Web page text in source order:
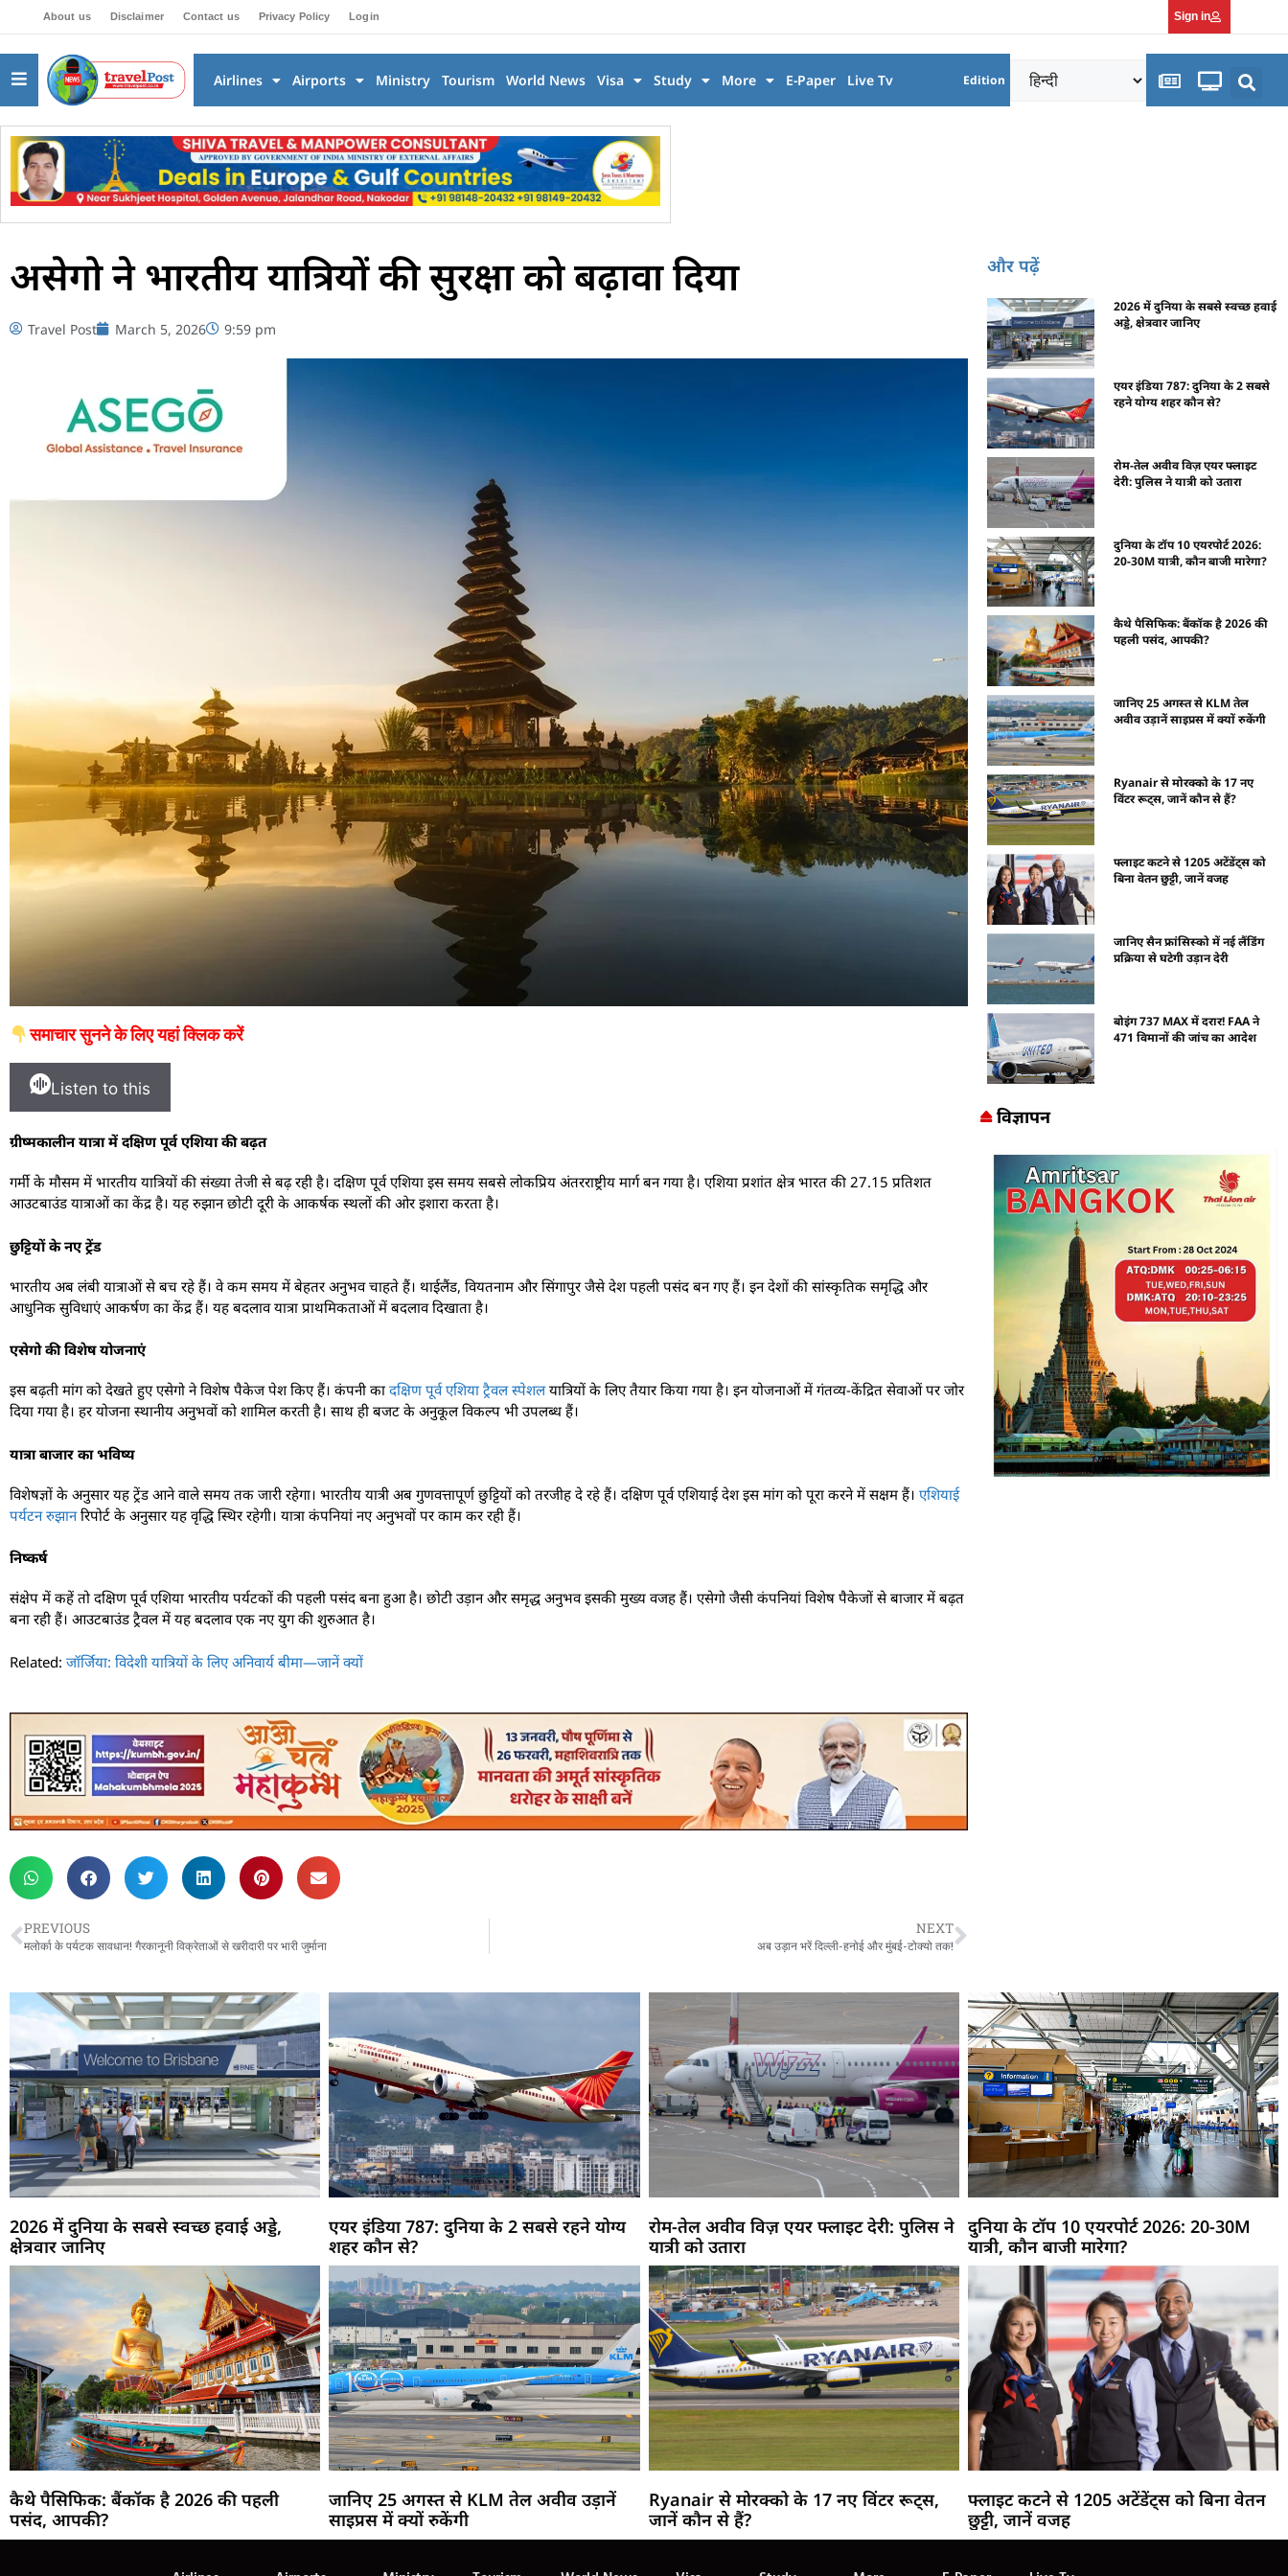
About us Disclaimer Contact us Privacy Policy Login Sign in
Airlines Airports Ministry Tourism World News Visa Study More E-Paper Live Tv Edition
असेगो ने भारतीय यात्रियों की सुरक्षा को बढ़ावा दिया
Travel Post March 5, 2026 9:59 pm
समाचार सुनने के लिए यहां क्लिक करें
Listen to this
ग्रीष्मकालीन यात्रा में दक्षिण पूर्व एशिया की बढ़त
गर्मी के मौसम में भारतीय यात्रियों की संख्या तेजी से बढ़ रही है। दक्षिण पूर्व एशिया इस समय सबसे लोकप्रिय अंतरराष्ट्रीय मार्ग बन गया है। एशिया प्रशांत क्षेत्र भारत की 27.15 प्रतिशत
आउटबाउंड यात्राओं का केंद्र है। यह रुझान छोटी दूरी के आकर्षक स्थलों की ओर इशारा करता है।
छुट्टियों के नए ट्रेंड
भारतीय अब लंबी यात्राओं से बच रहे हैं। वे कम समय में बेहतर अनुभव चाहते हैं। थाईलैंड, वियतनाम और सिंगापुर जैसे देश पहली पसंद बन गए हैं। इन देशों की सांस्कृतिक समृद्धि और
आधुनिक सुविधाएं आकर्षण का केंद्र हैं। यह बदलाव यात्रा प्राथमिकताओं में बदलाव दिखाता है।
एसेगो की विशेष योजनाएं
इस बढ़ती मांग को देखते हुए एसेगो ने विशेष पैकेज पेश किए हैं। कंपनी का दक्षिण पूर्व एशिया ट्रैवल स्पेशलयात्रियों के लिए तैयार किया गया है। इन योजनाओं में गंतव्य-केंद्रित सेवाओं पर जोर
दिया गया है। हर योजना स्थानीय अनुभवों को शामिल करती है। साथ ही बजट के अनुकूल विकल्प भी उपलब्ध हैं।
यात्रा बाजार का भविष्य
विशेषज्ञों के अनुसार यह ट्रेंड आने वाले समय तक जारी रहेगा। भारतीय यात्री अब गुणवत्तापूर्ण छुट्टियों को तरजीह दे रहे हैं। दक्षिण पूर्व एशियाई देश इस मांग को पूरा करने में सक्षम हैं। एशियाई
पर्यटन रुझानरिपोर्ट के अनुसार यह वृद्धि स्थिर रहेगी। यात्रा कंपनियां नए अनुभवों पर काम कर रही हैं।
निष्कर्ष
संक्षेप में कहें तो दक्षिण पूर्व एशिया भारतीय पर्यटकों की पहली पसंद बना हुआ है। छोटी उड़ान और समृद्ध अनुभव इसकी मुख्य वजह हैं। एसेगो जैसी कंपनियां विशेष पैकेजों से बाजार में बढ़त
बना रही हैं। आउटबाउंड ट्रैवल में यह बदलाव एक नए युग की शुरुआत है।
Related: जॉर्जिया: विदेशी यात्रियों के लिए अनिवार्य बीमा—जानें क्यों
PREVIOUS
मलोर्का के पर्यटक सावधान! गैरकानूनी विक्रेताओं से खरीदारी पर भारी जुर्माना
NEXT
अब उड़ान भरें दिल्ली-हनोई और मुंबई-टोक्यो तक!
और पढ़ें
2026 में दुनिया के सबसे स्वच्छ हवाई
अड्डे, क्षेत्रवार जानिए
एयर इंडिया 787: दुनिया के 2 सबसे
रहने योग्य शहर कौन से?
रोम-तेल अवीव विज़ एयर फ्लाइट
देरी: पुलिस ने यात्री को उतारा
दुनिया के टॉप 10 एयरपोर्ट 2026:
20-30M यात्री, कौन बाजी मारेगा?
कैथे पैसिफिक: बैंकॉक है 2026 की
पहली पसंद, आपकी?
जानिए 25 अगस्त से KLM तेल
अवीव उड़ानें साइप्रस में क्यों रुकेंगी
Ryanair से मोरक्को के 17 नए
विंटर रूट्स, जानें कौन से हैं?
फ्लाइट कटने से 1205 अटेंडेंट्स को
बिना वेतन छुट्टी, जानें वजह
जानिए सैन फ्रांसिस्को में नई लैंडिंग
प्रक्रिया से घटेगी उड़ान देरी
बोइंग 737 MAX में दरार! FAA ने
471 विमानों की जांच का आदेश
विज्ञापन
2026 में दुनिया के सबसे स्वच्छ हवाई अड्डे,
क्षेत्रवार जानिए
एयर इंडिया 787: दुनिया के 2 सबसे रहने योग्य
शहर कौन से?
रोम-तेल अवीव विज़ एयर फ्लाइट देरी: पुलिस ने
यात्री को उतारा
दुनिया के टॉप 10 एयरपोर्ट 2026: 20-30M
यात्री, कौन बाजी मारेगा?
कैथे पैसिफिक: बैंकॉक है 2026 की पहली
पसंद, आपकी?
जानिए 25 अगस्त से KLM तेल अवीव उड़ानें
साइप्रस में क्यों रुकेंगी
Ryanair से मोरक्को के 17 नए विंटर रूट्स,
जानें कौन से हैं?
फ्लाइट कटने से 1205 अटेंडेंट्स को बिना वेतन
छुट्टी, जानें वजह